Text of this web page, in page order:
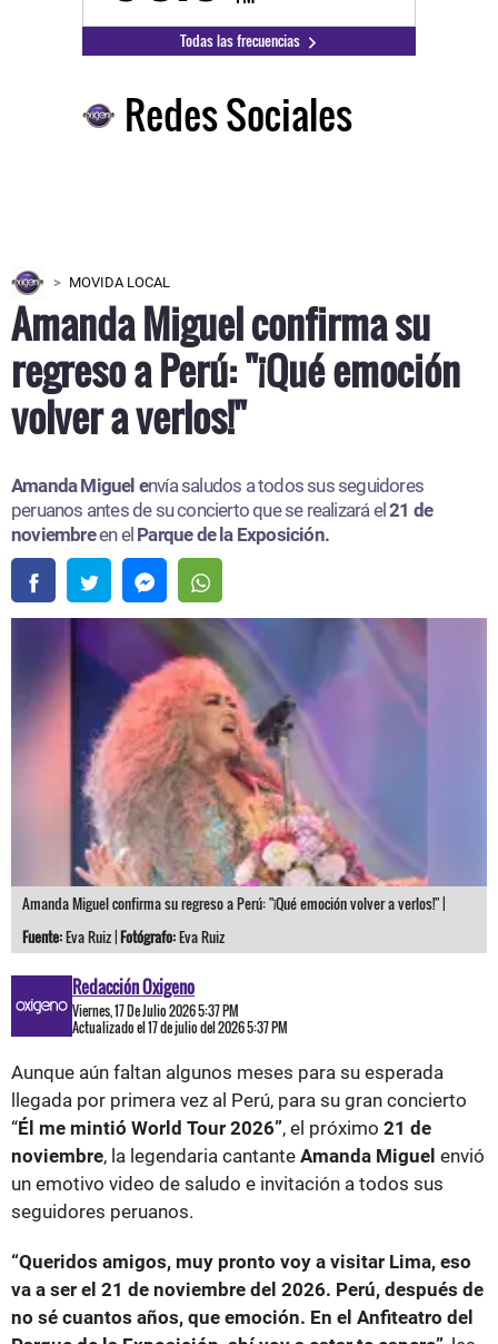
Todas las frecuencias
Redes Sociales
MOVIDA LOCAL
Amanda Miguel confirma su
regreso a Perú: "¡Qué emoción
volver a verlos!"
Amanda Miguel envía saludos a todos sus seguidores
peruanos antes de su concierto que se realizará el21 de
noviembreen el Parque de la Exposición.
Amanda Miguel confirma su regreso a Perú: "¡Qué emoción volver a verlos!" |
Fuente:Eva Ruiz |Fotógrafo:Eva Ruiz
Redacción Oxigeno
Viernes, 17 De Julio 2026 5:37 PM
Actualizado el 17 de julio del 2026 5:37 PM
Aunque aún faltan algunos meses para su esperada
llegada por primera vez al Perú, para su gran concierto
“Él me mintió World Tour 2026”, el próximo 21 de
noviembre, la legendaria cantante Amanda Miguel envió
un emotivo video de saludo e invitación a todos sus
seguidores peruanos.
“Queridos amigos, muy pronto voy a visitar Lima, eso
va a ser el 21 de noviembre del 2026. Perú, después de
no sé cuantos años, que emoción. En el Anfiteatro del